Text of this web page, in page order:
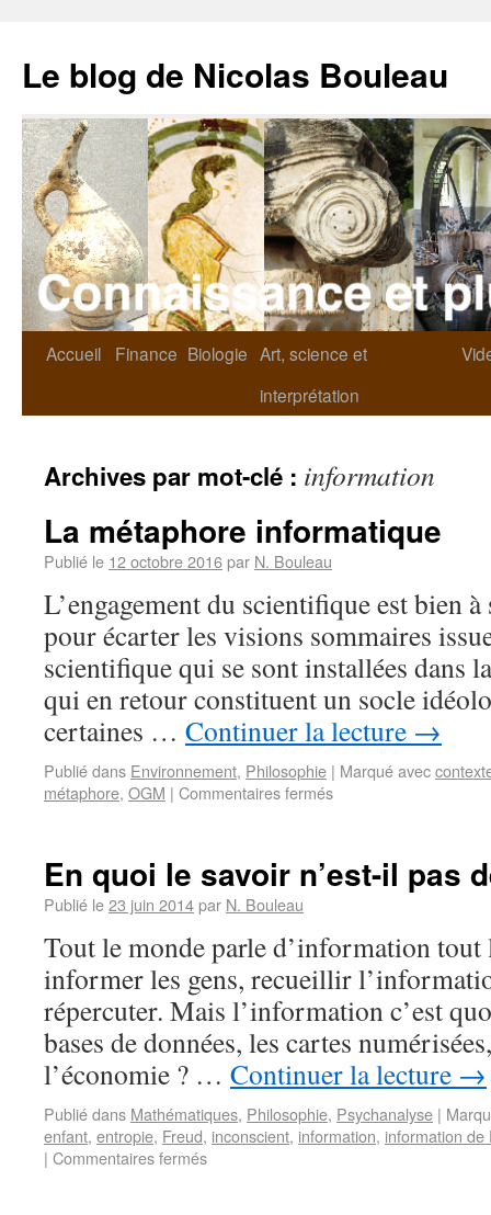
Le blog de Nicolas Bouleau
Accueil Finance Biologie Art, science et
interprétation
Archives par mot-clé : information
La métaphore informatique
Publié le 12 octobre 2016par N. Bouleau
L’engagement du scientifique est bien
pour écarter les visions sommaires
scientifique qui se sont installées dans
qui en retour constituent un socle
certaines … Continuer la lecture →
Publié dans Environnement, Philosophie | Marqué avec
métaphore, OGM | Commentaires fermés
En quoi le savoir n’est-il pas
Publié le23 juin 2014par N. Bouleau
Tout le monde parle d’information
informer les gens, recueillir
répercuter. Mais l’information c’est
bases de données, les cartes
l’économie ? … Continuer la lecture →
Publié dans Mathématiques, Philosophie, Psychanalyse |
enfant, entropie, Freud, inconscient, information, information de
| Commentaires fermés